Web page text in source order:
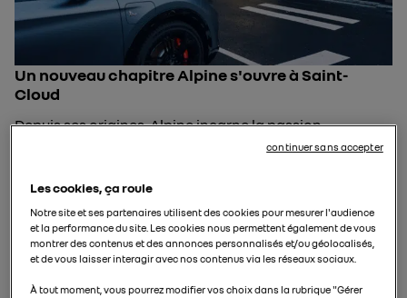
Un nouveau chapitre Alpine s'ouvre à Saint-
Cloud
Depuis ses origines, Alpine incarne la passion
automobile française, la performance et l’élégance
aussi à Saint-Cloud avec …
Les cookies, ça roule
Notre site et ses partenaires utilisent des cookies pour mesurer l'audience
et la performance du site. Les cookies nous permettent également de vous
montrer des contenus et des annonces personnalisés et/ou géolocalisés,
et de vous laisser interagir avec nos contenus via les réseaux sociaux.
À tout moment, vous pourrez modifier vos choix dans la rubrique "Gérer
continuer sans accepter